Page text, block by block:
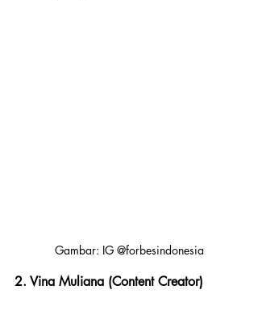
Gambar: IG @forbesindonesia
2. Vina Muliana (Content Creator)